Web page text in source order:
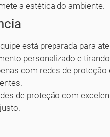
a estética do ambiente.
está preparada para
personalizado e
com redes de proteção
de proteção com